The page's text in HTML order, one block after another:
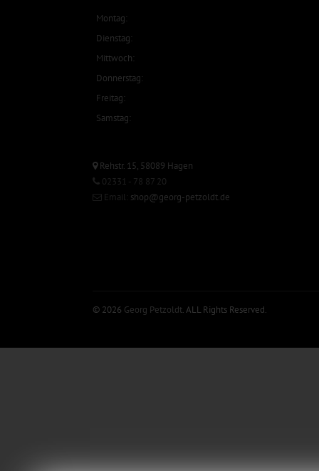
Montag:
Dienstag:
Mittwoch:
Donnerstag:
Freitag:
Samstag:
Rehstr. 15, 58089 Hagen
02331 - 78 87 20
Email: shop@georg-petzoldt.de
© 2026 Georg Petzoldt. ALL Rights Reserved.